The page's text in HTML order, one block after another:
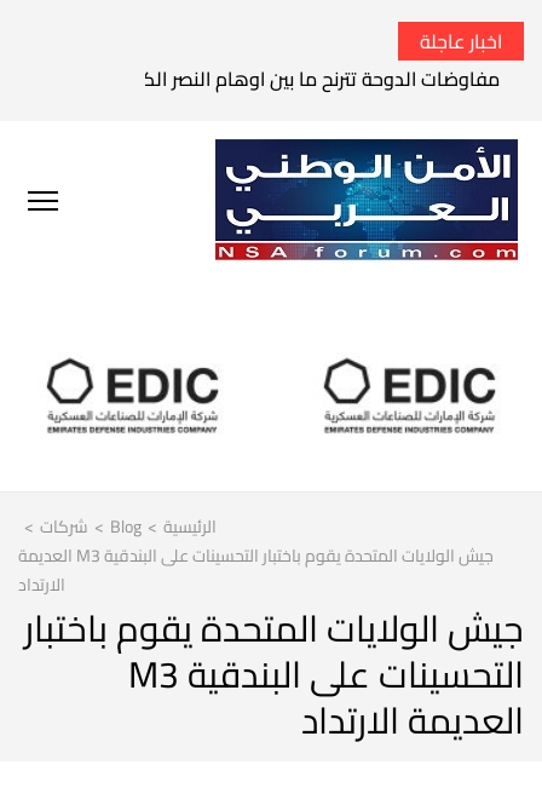
اخبار عاجلة
الحرس الثوري الإيراني يتوعد بقصف السفن الأمريكية في الخليج
الرئيسية >
Blog
> شركات >
جيش الولايات المتحدة يقوم باختبار التحسينات على البندقية M3 العديمة
الارتداد
جيش الولايات المتحدة يقوم باختبار
التحسينات على البندقية M3
العديمة الارتداد